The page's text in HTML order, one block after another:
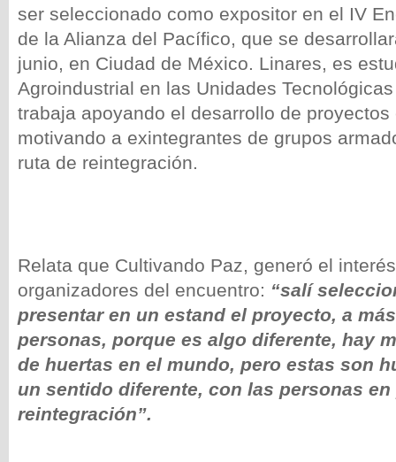
ser seleccionado como expositor en el IV
de la Alianza del Pacífico, que se
junio, en Ciudad de México. Linares, es
Agroindustrial en las Unidades
trabaja apoyando el desarrollo de
motivando a exintegrantes de grupos
ruta de reintegración.
Relata que Cultivando Paz, generó el
organizadores del encuentro: “salí
presentar en un estand el proyecto, a
personas, porque es algo diferente, hay
de huertas en el mundo, pero estas son
un sentido diferente, con las personas
reintegración”.